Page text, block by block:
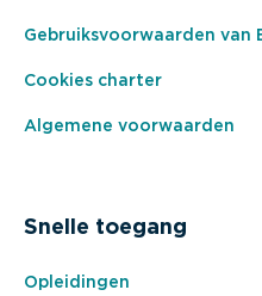
Gebruiksvoorwaarden van
Cookies charter
Algemene voorwaarden
Snelle toegang
Opleidingen